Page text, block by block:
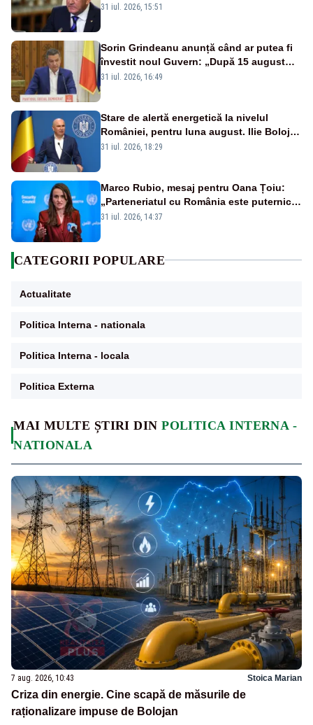
MAI MULTE ȘTIRI DINPOLITICA INTERNA -
NATIONALA
7 aug. 2026, 10:43 Stoica Marian
Criza din energie. Cine scapă de măsurile de
raționalizare impuse de Bolojan
România. Autoritățile trebuie să continue
31 iul. 2026, 15:51
Sorin Grindeanu anunță când ar putea fi
învestit noul Guvern: „După 15 august
sunt șanse mai mari”
31 iul. 2026, 16:49
Stare de alertă energetică la nivelul
României, pentru luna august. Ilie Bolojan
a anunțat importuri și posibile restricții –
31 iul. 2026, 18:29
Marco Rubio, mesaj pentru Oana Țoiu:
„Parteneriatul cu România este puternic
și prețuit”
31 iul. 2026, 14:37
CATEGORII POPULARE
Actualitate
Politica Interna - nationala
Politica Interna - locala
Politica Externa